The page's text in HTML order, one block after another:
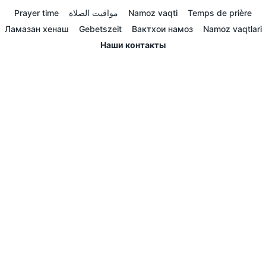
Prayer time مواقيت الصلاة Namoz vaqti
Temps de prière
Ламазан хенаш
Gebetszeit Вактхои намоз
Namoz vaqtlari
Наши контакты